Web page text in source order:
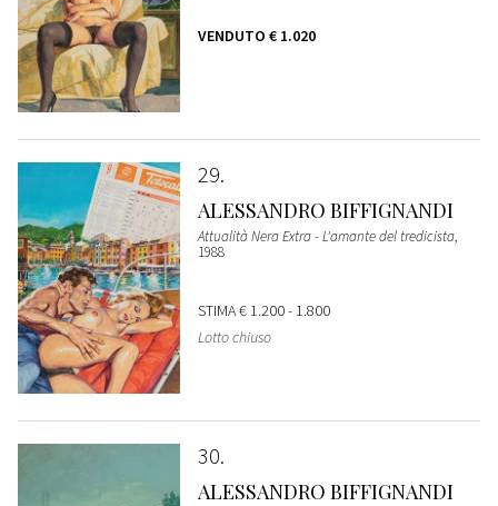
VENDUTO € 1.020
29
ALESSANDRO BIFFIGNANDI
Attualità Nera Extra - L'amante del tredicista,
1988
STIMA€ 1.200 - 1.800
Lotto chiuso
30
ALESSANDRO BIFFIGNANDI